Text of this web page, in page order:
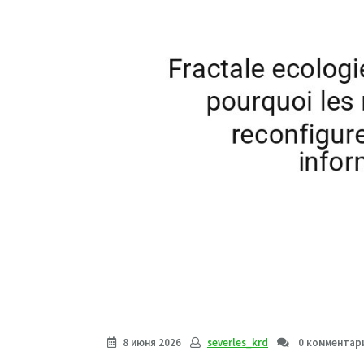
8 июня 2026 severles_krd 0